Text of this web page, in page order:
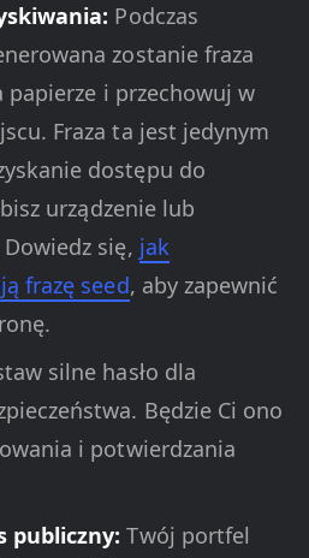
Podczas
zostanie fraza
papierze i przechowuj w
Fraza ta jest jedynym
dostępu do
urządzenie lub
się, jak
frazę seed, aby zapewnić
silne hasło dla
Będzie Ci ono
i potwierdzania
publiczny: Twój portfel